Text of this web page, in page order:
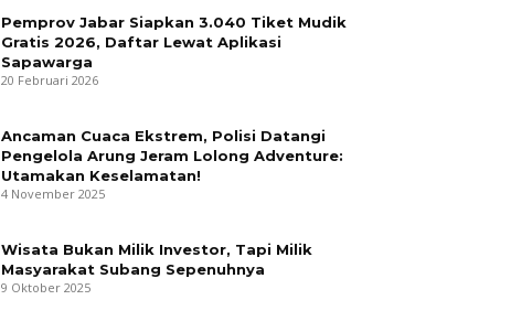
Pemprov Jabar Siapkan 3.040 Tiket Mudik
Gratis 2026, Daftar Lewat Aplikasi
Sapawarga
20 Februari 2026
Ancaman Cuaca Ekstrem, Polisi Datangi
Pengelola Arung Jeram Lolong Adventure:
Utamakan Keselamatan!
4 November 2025
Wisata Bukan Milik Investor, Tapi Milik
Masyarakat Subang Sepenuhnya
9 Oktober 2025